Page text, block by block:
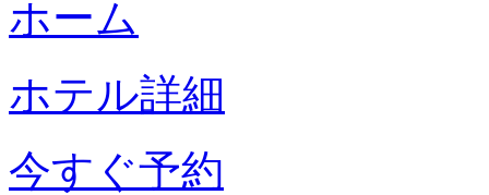
ホーム
ホテル詳細
今すぐ予約